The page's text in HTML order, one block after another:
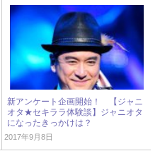
新アンケート企画開始！ 【ジャニ
オタ★セキララ体験談】ジャニオタ
になったきっかけは？
2017年9月8日